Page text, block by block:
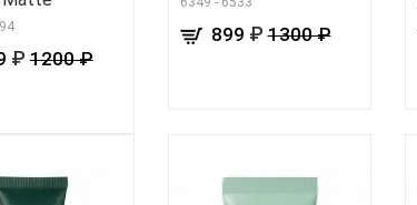
₽1200 ₽
899 ₽1300 ₽